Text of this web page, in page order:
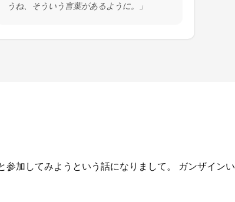
うね、そういう言葉があるように。」
加してみようという話になりまして。 ガンザインい